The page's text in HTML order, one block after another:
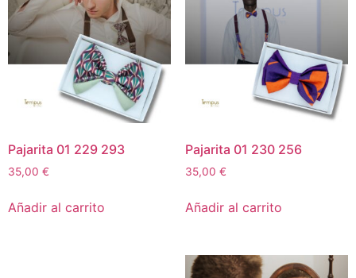
Pajarita 01 229 293
35,00 €
Añadir al carrito
Pajarita 01 230 256
35,00 €
Añadir al carrito